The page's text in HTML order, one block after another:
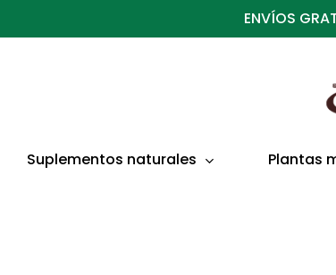
ENVÍOS
buscar o ESC para cerrar
Suplementos naturales Plantas